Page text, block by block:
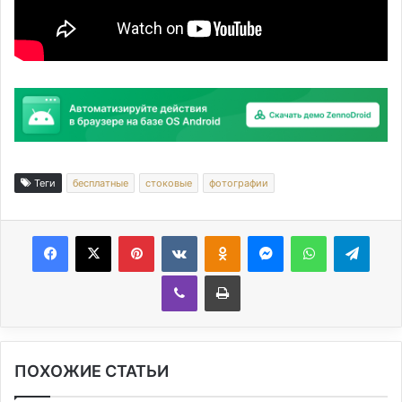
Теги бесплатные стоковые фотографии
ПОХОЖИЕ СТАТЬИ